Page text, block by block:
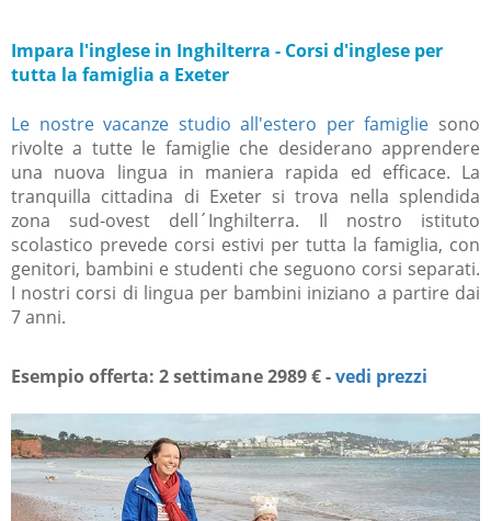
Impara l'inglese in Inghilterra - Corsi d'inglese per
tutta la famiglia a Exeter
Le nostre vacanze studio all'estero per famiglie sono
rivolte a tutte le famiglie che desiderano apprendere
una nuova lingua in maniera rapida ed efficace. La
tranquilla cittadina di Exeter si trova nella splendida
zona sud-ovest dell´Inghilterra. Il nostro istituto
scolastico prevede corsi estivi per tutta la famiglia, con
genitori, bambini e studenti che seguono corsi separati.
I nostri corsi di lingua per bambini iniziano a partire dai
7 anni.
Esempio offerta: 2 settimane 2989 € -vedi prezzi